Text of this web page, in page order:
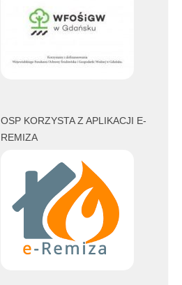
OSP KORZYSTA Z APLIKACJI E-
REMIZA